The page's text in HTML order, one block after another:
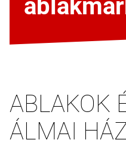
ABLAKOK
ÁLMAI